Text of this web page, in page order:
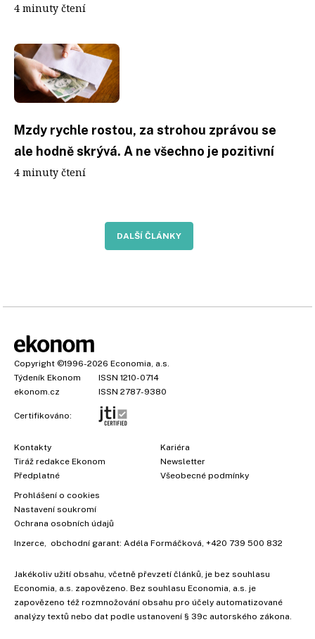
4 minuty čtení
Mzdy rychle rostou, za strohou zprávou se
ale hodně skrývá. A ne všechno je pozitivní
4 minuty čtení
DALŠÍ ČLÁNKY
Copyright ©1996-2026 Economia, a.s.
Týdeník Ekonom
ISSN 1210-0714
ekonom.cz
ISSN 2787-9380
Certifikováno:
Kontakty
Tiráž redakce Ekonom
Předplatné
Kariéra
Newsletter
Všeobecné podmínky
Prohlášení o cookies
Nastavení soukromí
Ochrana osobních údajů
Inzerce, obchodní garant: Adéla Formáčková, +420 739 500 832
Jakékoliv užití obsahu, včetně převzetí článků, je bez souhlasu
Economia, a.s. zapovězeno. Bez souhlasu Economia, a.s. je
zapovězeno též rozmnožování obsahu pro účely automatizované
analýzy textů nebo dat podle ustanovení § 39c autorského zákona.